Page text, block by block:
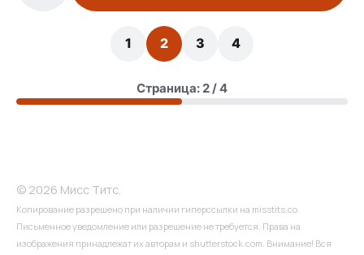
1 2 3 4
Страница: 2 / 4
© 2026 Мисс Титс.
Копирование разрешено при наличии гиперссылки на misstits.co.
Письменное уведомление или разрешение не требуется. Права на
изображения принадлежат их авторам и shutterstock.com. Внимание! Вся